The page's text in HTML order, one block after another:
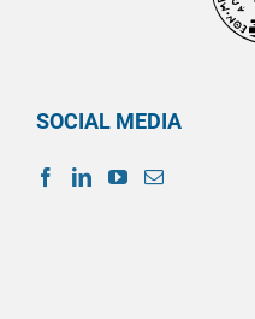
SOCIAL MEDIA